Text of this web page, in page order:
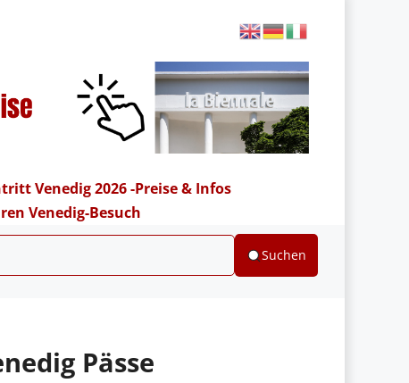
Venedig 2026 -Preise & Infos
Venedig-Besuch
Suchen
Pässe